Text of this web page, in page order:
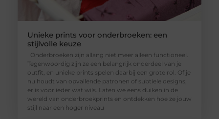
Unieke prints voor onderbroeken: een
stijlvolle keuze
Onderbroeken zijn allang niet meer alleen functioneel.
Tegenwoordig zijn ze een belangrijk onderdeel van je
outfit, en unieke prints spelen daarbij een grote rol. Of je
nu houdt van opvallende patronen of subtiele designs,
er is voor ieder wat wils. Laten we eens duiken in de
wereld van onderbroekprints en ontdekken hoe ze jouw
stijl naar een hoger niveau